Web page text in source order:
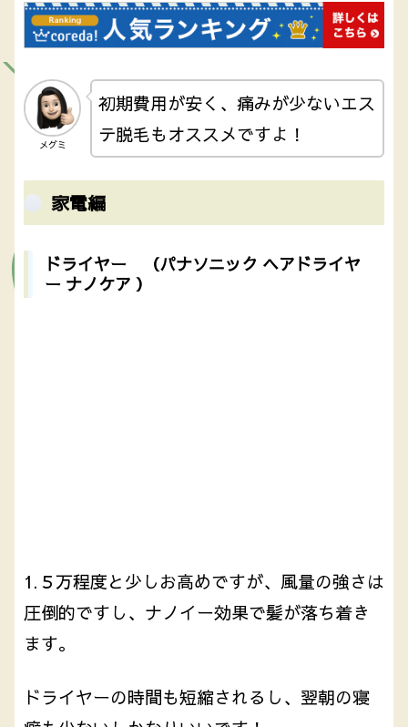
メグミ
初期費用が安く、痛みが少ないエス
テ脱毛もオススメですよ！
家電編
ドライヤー （パナソニック ヘアドライヤ
ー ナノケア ）
1.５万程度と少しお高めですが、風量の強さは
圧倒的ですし、ナノイー効果で髪が落ち着き
ます。
ドライヤーの時間も短縮されるし、翌朝の寝